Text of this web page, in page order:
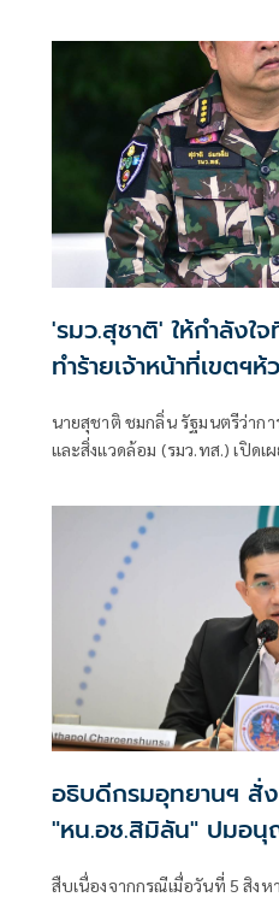
จำกัด ตำบลคลองกิ่ว อำเภอบ้า
ด้วยความห่วงใยผลกระทบด้า
ประชาชน พร้อมสั่งการให้กร
หน่วยงานที่เกี่ยวข้อง เร่งสนับส
คุณภาพอากาศและสิ่งแวดล้อม
ต่อเนื่องจนกว่าสถานการณ์จะค
'รมว.สุชาติ' ให้กำลังใ
ทำร้ายเจ้าหน้าที่เขตฯ
ระมัดระวังความปลอ
กรมอุทยานฯ แถลงค
นายสุชาติ ชมกลิ่น รัฐมนตรีว่าก
และสิ่งแวดล้อม (รมว.ทส.) เปิดเ
ตนได้ติดตามสถานการณ์ดังกล่า
ห่วงใยต่อเจ้าหน้าที่ผู้ปฏิบัติงาน
งานยกระดับมาตรการความปล
ภารกิจเพื่อความปลอดภัยของผู้ป
อธิบดีกรมอุทยานฯ​ สั่
"หน.อช.สิมิลัน" ปมอนุ
คณะพักแรมฝ่าฝืนประ
สืบเนื่องจากกรณีเมื่อวันที่ 5 สิงห